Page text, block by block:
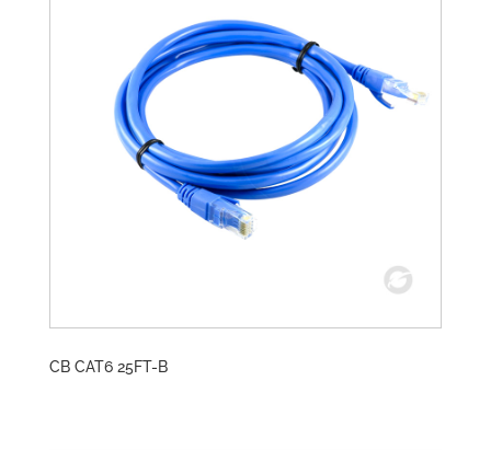
CB CAT6 25FT-B